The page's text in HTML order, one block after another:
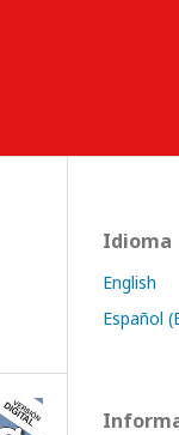
Idioma
English
Español